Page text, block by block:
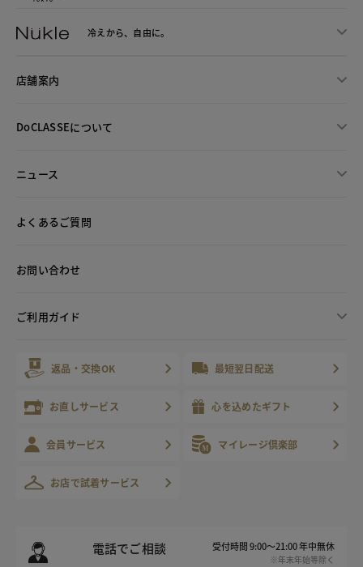
冷えから、 自由に。
店舗案内
DoCLASSEについて
ニュース
よくあるご質問
お問い合わせ
ご利用ガイド
返品・交換OK 最短翌日配送
お直しサービス 心を込めたギフト
会員サービス マイレージ倶楽部
お店で試着サービス
電話でご相談 受付時間 9:00～21:00 年中無休
※年末年始等除く